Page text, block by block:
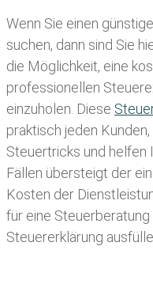
Wenn Sie einen
suchen, dann sind Sie
die Möglichkeit, eine
professionellen
einzuholen. Diese
praktisch jeden
Steuertricks und helfen
Fällen übersteigt der
Kosten der
für eine
Steuererklärung